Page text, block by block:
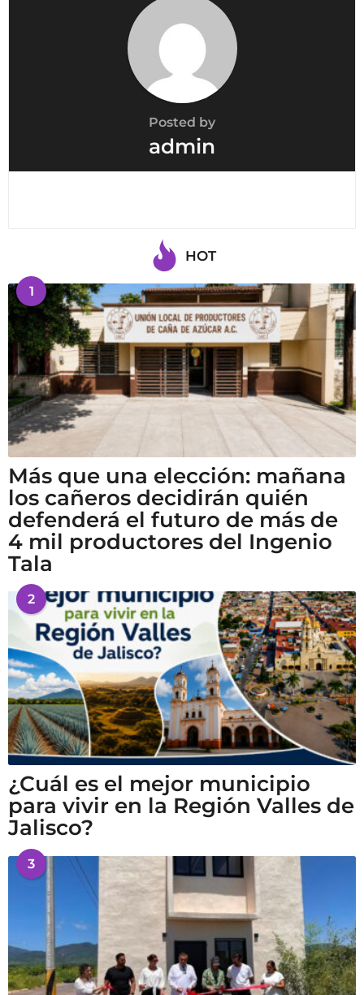
Posted by
admin
HOT
1
Más que una elección: mañana
los cañeros decidirán quién
defenderá el futuro de más de
4 mil productores del Ingenio
Tala
2
¿Cuál es el mejor municipio
para vivir en la Región Valles de
Jalisco?
3